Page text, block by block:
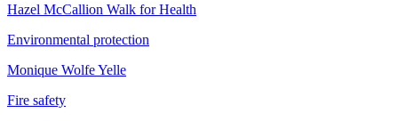
Hazel McCallion Walk for Health
Environmental protection
Monique Wolfe Yelle
Fire safety